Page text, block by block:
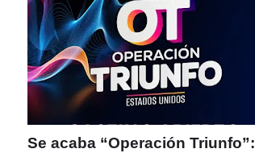
Se acaba “Operación Triunfo”: